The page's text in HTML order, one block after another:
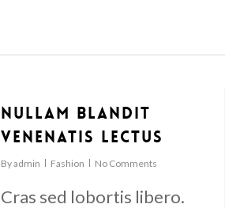
Nullam blandit
venenatis lectus
Byadmin Fashion No Comments
Cras sed lobortis libero.